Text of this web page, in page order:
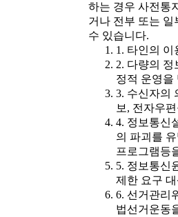
하는 경우 사전통
거나 전부 또는
수 있습니다.
1. 타인의
2. 다량의 정
정적 운영을
3. 수신자의
보, 전자우
4. 정보통신
의 파괴를
프로그램등
5. 정보통신
제한 요구
6. 선거관리
법선거운동